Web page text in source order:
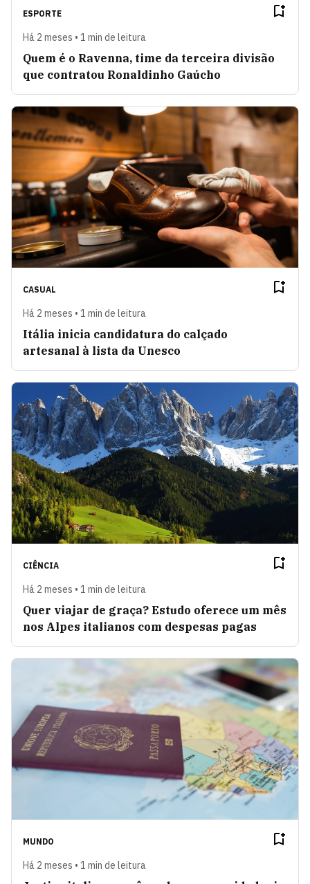
ESPORTE
Há 2 meses • 1 min de leitura
Quem é o Ravenna, time da terceira divisão
que contratou Ronaldinho Gaúcho
CASUAL
Há 2 meses • 1 min de leitura
Itália inicia candidatura do calçado
artesanal à lista da Unesco
CIÊNCIA
Há 2 meses • 1 min de leitura
Quer viajar de graça? Estudo oferece um mês
nos Alpes italianos com despesas pagas
MUNDO
Há 2 meses • 1 min de leitura